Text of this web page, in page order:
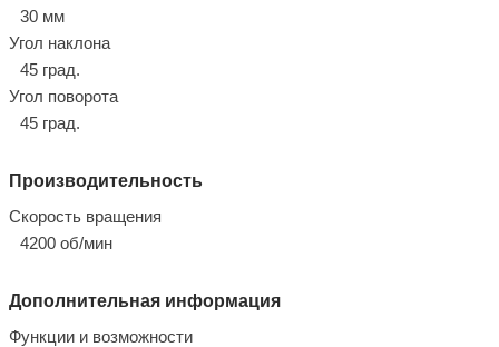
30 мм
Угол наклона
45 град.
Угол поворота
45 град.
Производительность
Скорость вращения
4200 об/мин
Дополнительная информация
Функции и возможности